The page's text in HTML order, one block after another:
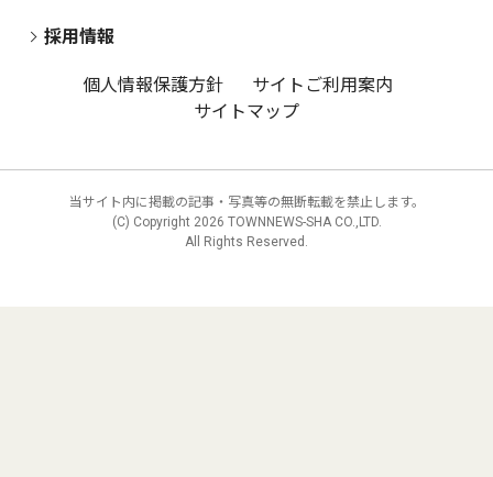
採用情報
個人情報保護方針
サイトご利用案内
サイトマップ
当サイト内に掲載の記事・写真等の無断転載を禁止します。
(C) Copyright 2026 TOWNNEWS-SHA CO.,LTD.
All Rights Reserved.